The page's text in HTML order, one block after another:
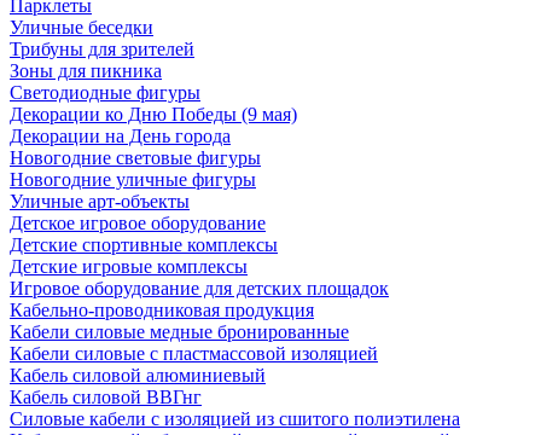
Парклеты
Уличные беседки
Трибуны для зрителей
Зоны для пикника
Светодиодные фигуры
Декорации ко Дню Победы (9 мая)
Декорации на День города
Новогодние световые фигуры
Новогодние уличные фигуры
Уличные арт-объекты
Детское игровое оборудование
Детские спортивные комплексы
Детские игровые комплексы
Игровое оборудование для детских площадок
Кабельно-проводниковая продукция
Кабели силовые медные бронированные
Кабели силовые с пластмассовой изоляцией
Кабель силовой алюминиевый
Кабель силовой ВВГнг
Силовые кабели с изоляцией из сшитого полиэтилена